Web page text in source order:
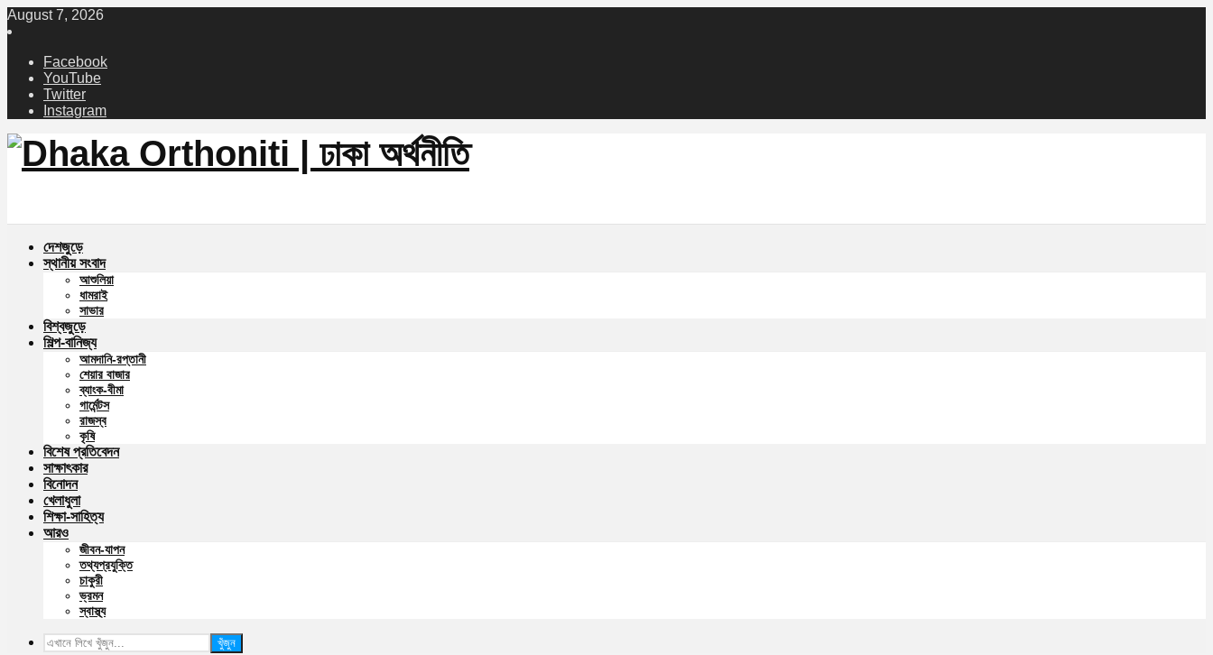
August 7, 2026
Facebook
YouTube
Twitter
Instagram
দেশজুড়ে
স্থানীয় সংবাদ
আশুলিয়া
ধামরাই
সাভার
বিশ্বজুড়ে
শিল্প-বানিজ্য
আমদানি-রপ্তানী
শেয়ার বাজার
ব্যাংক-বীমা
গার্মেন্টস
রাজস্ব
কৃষি
বিশেষ প্রতিবেদন
সাক্ষাৎকার
বিনোদন
খেলাধুলা
শিক্ষা-সাহিত্য
আরও
জীবন-যাপন
তথ্যপ্রযুক্তি
চাকুরী
ভ্রমন
স্বাস্থ্য
খুঁজুন